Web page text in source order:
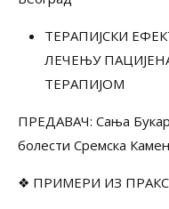
ТЕРАПИЈСКИ
ЛЕЧЕЊУ
ТЕРАПИЈОМ
ПРЕДАВАЧ: Сања
болести Сремска
❖ ПРИМЕРИ ИЗ